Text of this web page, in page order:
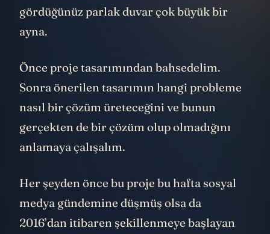
gördüğünüz parlak duvar çok büyük bir
ayna.
Önce proje tasarımından bahsedelim.
Sonra önerilen tasarımın hangi probleme
nasıl bir çözüm üreteceğini ve bunun
gerçekten de bir çözüm olup olmadığını
anlamaya çalışalım.
Her şeyden önce bu proje bu hafta sosyal
medya gündemine düşmüş olsa da
2016’dan itibaren şekillenmeye başlayan